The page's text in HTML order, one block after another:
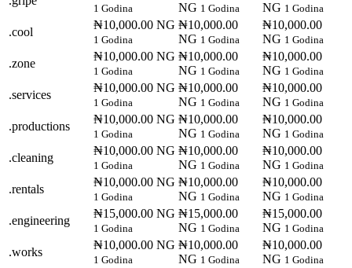
1 Godina
NG 1 Godina
NG 1 Godina
.cool
₦10,000.00 NG
1 Godina
₦10,000.00
NG 1 Godina
₦10,000.00
NG 1 Godina
.zone
₦10,000.00 NG
1 Godina
₦10,000.00
NG 1 Godina
₦10,000.00
NG 1 Godina
.services
₦10,000.00 NG
1 Godina
₦10,000.00
NG 1 Godina
₦10,000.00
NG 1 Godina
.productions
₦10,000.00 NG
1 Godina
₦10,000.00
NG 1 Godina
₦10,000.00
NG 1 Godina
.cleaning
₦10,000.00 NG
1 Godina
₦10,000.00
NG 1 Godina
₦10,000.00
NG 1 Godina
.rentals
₦10,000.00 NG
1 Godina
₦10,000.00
NG 1 Godina
₦10,000.00
NG 1 Godina
.engineering
₦15,000.00 NG
1 Godina
₦15,000.00
NG 1 Godina
₦15,000.00
NG 1 Godina
.works
₦10,000.00 NG
1 Godina
₦10,000.00
NG 1 Godina
₦10,000.00
NG 1 Godina